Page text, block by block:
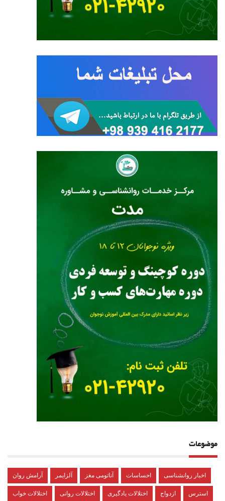
موضوعات
آرامش روان آلزایمر آناتومی مغز احساسات اخبار روانشناسی
اختلالات خواب اختلالات روانی اختلالات یادگیری ازدواج استرس